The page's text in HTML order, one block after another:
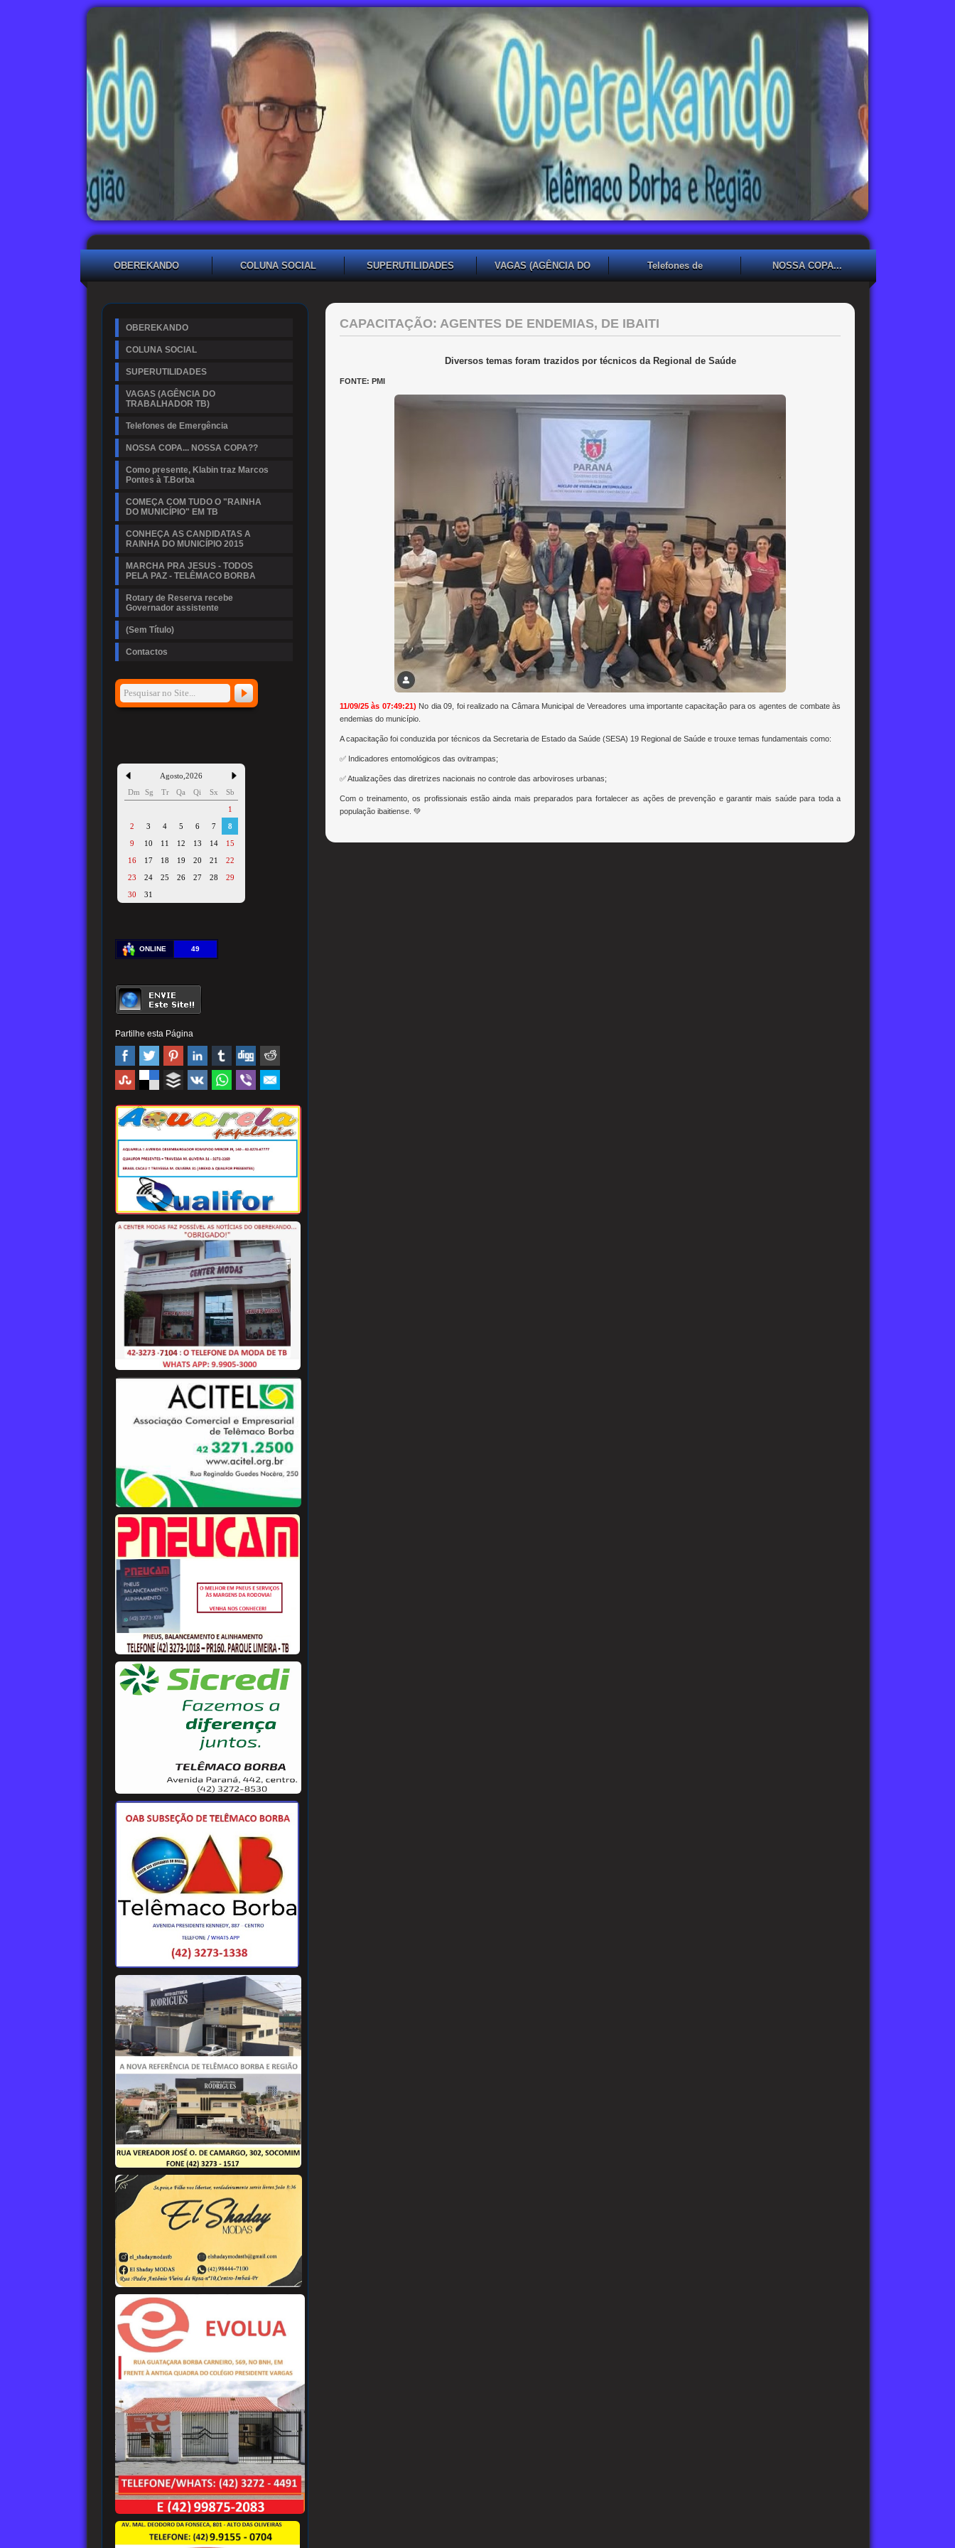
OBEREKANDO COLUNA SOCIAL SUPERUTILIDADES
VAGAS (AGÊNCIA DO
Telefones de
NOSSA COPA...
OBEREKANDO
COLUNA SOCIAL
SUPERUTILIDADES
VAGAS (AGÊNCIA DO
TRABALHADOR TB)
Telefones de Emergência
NOSSA COPA... NOSSA COPA??
Como presente, Klabin traz Marcos
Pontes à T.Borba
COMEÇA COM TUDO O "RAINHA
DO MUNICÍPIO" EM TB
CONHEÇA AS CANDIDATAS A
RAINHA DO MUNICÍPIO 2015
MARCHA PRA JESUS - TODOS
PELA PAZ - TELÊMACO BORBA
Rotary de Reserva recebe
Governador assistente
(Sem Título)
Contactos
Agosto 2026
Dm
Sg Tr Qa Qi Sx
Sb
1
2
3 4 5 6 7
8
9
10 11 12 13 14
15
16
17 18 19 20 21
22
23
24 25 26 27 28
29
30
31
ONLINE 49
Partilhe esta Página
CAPACITAÇÃO: AGENTES DE ENDEMIAS, DE IBAITI
Diversos temas foram trazidos por técnicos da Regional de Saúde
FONTE: PMI
11/09/25 às 07:49:21) No dia 09, foi realizado na Câmara Municipal de Vereadores uma importante capacitação para os agentes de combate às
endemias do município.
A capacitação foi conduzida por técnicos da Secretaria de Estado da Saúde (SESA) 19 Regional de Saúde e trouxe temas fundamentais como:
✅ Indicadores entomológicos das ovitrampas;
✅ Atualizações das diretrizes nacionais no controle das arboviroses urbanas;
Com o treinamento, os profissionais estão ainda mais preparados para fortalecer as ações de prevenção e garantir mais saúde para toda a
população ibaitiense. 💚